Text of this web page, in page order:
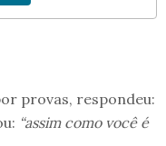
provas, respondeu:
“assim como você é